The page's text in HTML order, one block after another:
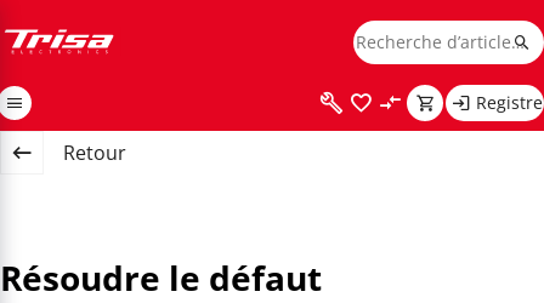
Registre
Retour
Résoudre le défaut